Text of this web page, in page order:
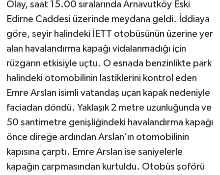
Olay, saat 15.00 sıralarında Arnavutköy Eski
Edirne Caddesi üzerinde meydana geldi. İddiaya
göre, seyir halindeki İETT otobüsünün üzerine yer
alan havalandırma kapağı vidalanmadığı için
rüzgarın etkisiyle uçtu. O esnada benzinlikte park
halindeki otomobilinin lastiklerini kontrol eden
Emre Arslan isimli vatandaş uçan kapak nedeniyle
faciadan döndü. Yaklaşık 2 metre uzunluğunda ve
50 santimetre genişliğindeki havalandırma kapağı
önce direğe ardından Arslan’ın otomobilinin
kapısına çarptı. Emre Arslan ise saniyelerle
kapağın çarpmasından kurtuldu. Otobüs şoförü